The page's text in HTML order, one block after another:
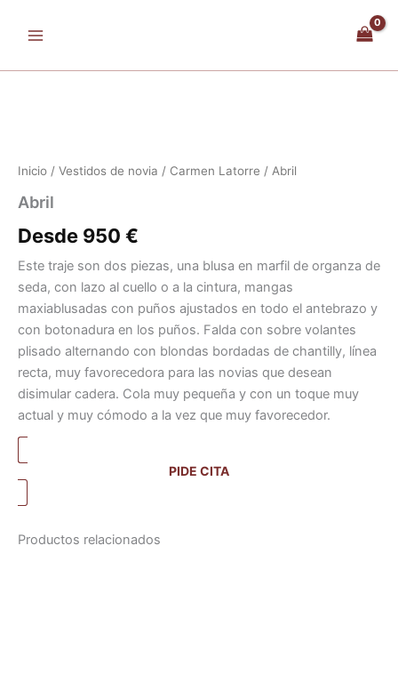
Inicio / Vestidos de novia / Carmen Latorre / Abril
Abril
Desde 950 €
Este traje son dos piezas, una blusa en marfil de organza de
seda, con lazo al cuello o a la cintura, mangas
maxiablusadas con puños ajustados en todo el antebrazo y
con botonadura en los puños. Falda con sobre volantes
plisado alternando con blondas bordadas de chantilly, línea
recta, muy favorecedora para las novias que desean
disimular cadera. Cola muy pequeña y con un toque muy
actual y muy cómodo a la vez que muy favorecedor.
PIDE CITA
Productos relacionados